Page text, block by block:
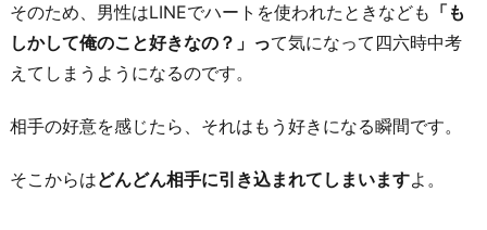
そのため、男性はLINEでハートを使われたときなども 「も
しかして俺のこと好きなの？」って気になって四六時中考
えてしまうようになるのです。
相手の好意を感じたら、それはもう好きになる瞬間です。
そこからはどんどん相手に引き込まれてしまいますよ。